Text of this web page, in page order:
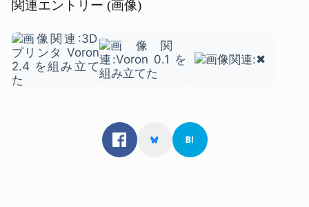
関連エントリー (画像)